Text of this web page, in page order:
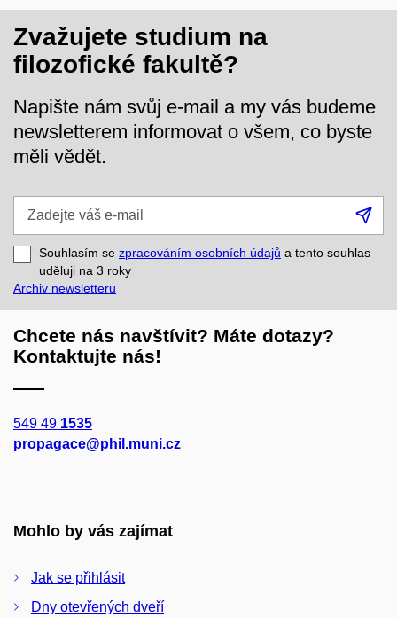
Zvažujete studium na
filozofické fakultě?
Napište nám svůj e-mail a my vás budeme
newsletterem informovat o všem, co byste
měli vědět.
e-
mail
Souhlasím se zpracováním osobních údajů a tento souhlas
uděluji na 3 roky
Archiv newsletteru
Chcete nás navštívit? Máte dotazy?
Kontaktujte nás!
549 49 1535
propagace@phil.muni.cz
Mohlo by vás zajímat
Jak se přihlásit
Dny otevřených dveří